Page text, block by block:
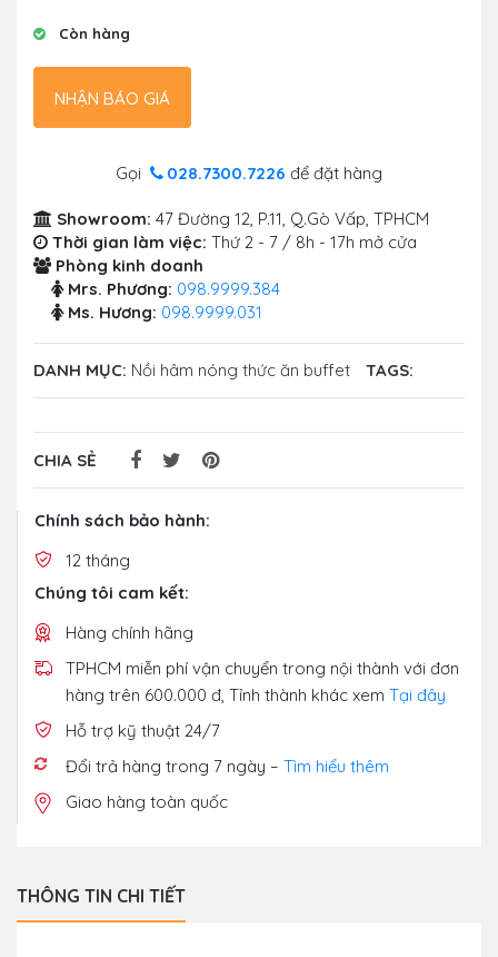
Còn hàng
NHẬN BÁO GIÁ
Gọi 028.7300.7226 để đặt hàng
Showroom: 47 Đường 12, P.11, Q.Gò Vấp, TPHCM
Thời gian làm việc: Thứ 2 - 7 / 8h - 17h mở cửa
Phòng kinh doanh
Mrs. Phương: 098.9999.384
Ms. Hương: 098.9999.031
DANH MỤC: Nồi hâm nóng thức ăn buffet TAGS:
CHIA SẺ
Chính sách bảo hành:
12 tháng
Chúng tôi cam kết:
Hàng chính hãng
TPHCM miễn phí vận chuyển trong nội thành với đơn
hàng trên 600.000 đ, Tỉnh thành khác xem Tại đây
Hỗ trợ kỹ thuật 24/7
Đổi trả hàng trong 7 ngày – Tìm hiểu thêm
Giao hàng toàn quốc
THÔNG TIN CHI TIẾT